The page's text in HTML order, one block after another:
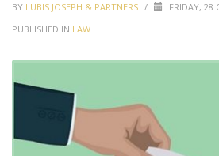
BY LUBIS JOSEPH & PARTNERS / FRIDAY, 28
PUBLISHED IN LAW